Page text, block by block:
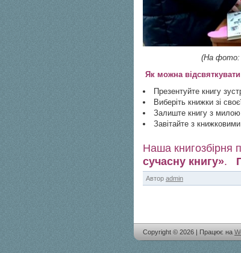
(На фото:
Як можна
Презентуйте книгу
Виберіть книжки зі
Залиште книгу з милою
Завітайте з
Наша книгозбірня
сучасну книгу».
Автор admin
Copyright © 2026 | Працює на